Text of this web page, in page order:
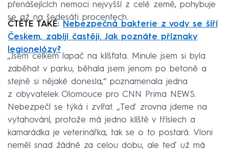
přenášejících nemoci nejvyšší z celé země, pohybuje
se až na šedesáti procentech.
ČTĚTE TAKÉ:
Nebezpečná bakterie z vody se šíří
Českem, zabíjí častěji. Jak poznáte příznaky
legionelózy?
„Jsem celkem lapač na klíšťata. Minule jsem si byla
zaběhat v parku, běhala jsem jenom po betoně a
stejně si nějaké donesla,“ poznamenala jedna
z obyvatelek Olomouce pro CNN Prima NEWS.
Nebezpečí se týká i zvířat. „Teď zrovna jdeme na
vytahování, protože má jedno klíště v tříslech a
kamarádka je veterinářka, tak se o to postará. Vloni
neměl snad žádné za celou dobu, ale teď už má